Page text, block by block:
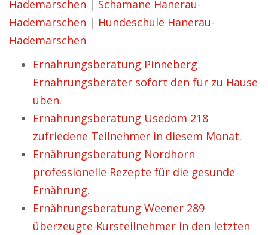
Hademarschen | Schamane Hanerau-
Hademarschen | Hundeschule Hanerau-
Hademarschen
Ernährungsberatung Pinneberg
Ernährungsberater sofort den für zu Hause
üben.
Ernährungsberatung Usedom 218
zufriedene Teilnehmer in diesem Monat.
Ernährungsberatung Nordhorn
professionelle Rezepte für die gesunde
Ernährung.
Ernährungsberatung Weener 289
überzeugte Kursteilnehmer in den letzten